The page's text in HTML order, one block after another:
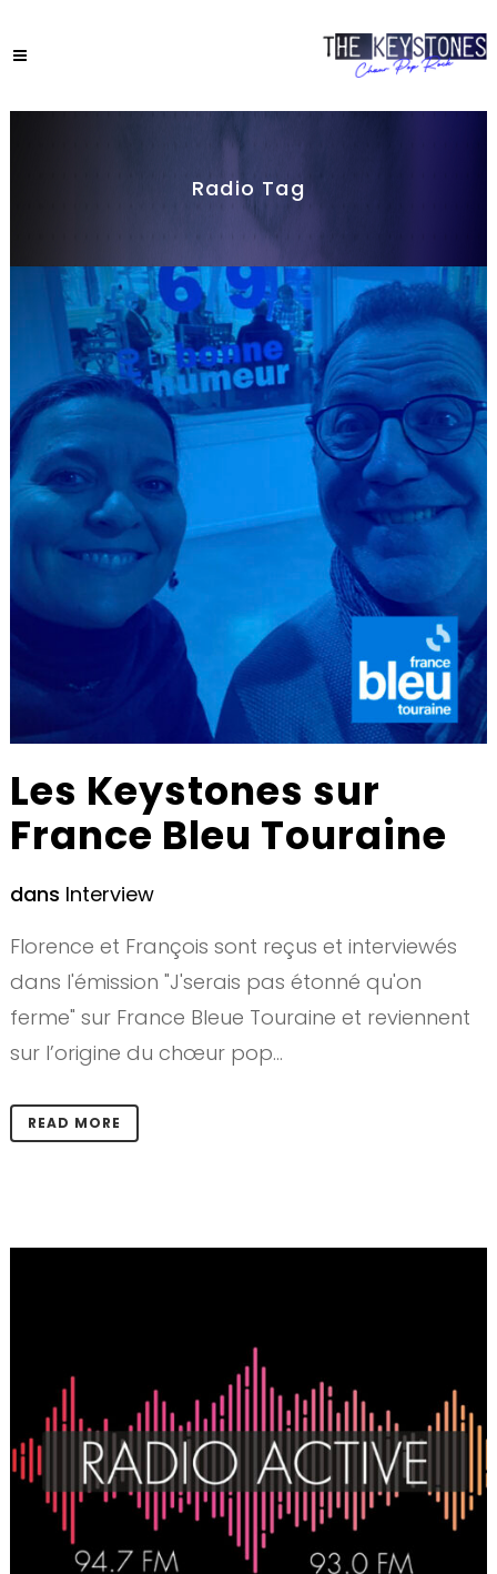
Radio Tag
Les Keystones sur
France Bleu Touraine
dans Interview
Florence et François sont reçus et interviewés
dans l'émission "J'serais pas étonné qu'on
ferme" sur France Bleue Touraine et reviennent
sur l’origine du chœur pop...
READ MORE